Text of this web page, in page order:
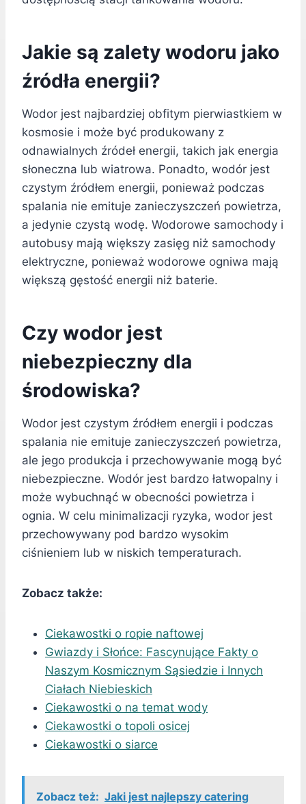
Jakie są zalety wodoru jako
źródła energii?
Wodor jest najbardziej obfitym pierwiastkiem w
kosmosie i może być produkowany z
odnawialnych źródeł energii, takich jak energia
słoneczna lub wiatrowa. Ponadto, wodór jest
czystym źródłem energii, ponieważ podczas
spalania nie emituje zanieczyszczeń powietrza,
a jedynie czystą wodę. Wodorowe samochody i
autobusy mają większy zasięg niż samochody
elektryczne, ponieważ wodorowe ogniwa mają
większą gęstość energii niż baterie.
Czy wodor jest
niebezpieczny dla
środowiska?
Wodor jest czystym źródłem energii i podczas
spalania nie emituje zanieczyszczeń powietrza,
ale jego produkcja i przechowywanie mogą być
niebezpieczne. Wodór jest bardzo łatwopalny i
może wybuchnąć w obecności powietrza i
ognia. W celu minimalizacji ryzyka, wodor jest
przechowywany pod bardzo wysokim
ciśnieniem lub w niskich temperaturach.
Zobacz także:
Ciekawostki o ropie naftowej
Gwiazdy i Słońce: Fascynujące Fakty o
Naszym Kosmicznym Sąsiedzie i Innych
Ciałach Niebieskich
Ciekawostki o na temat wody
Ciekawostki o topoli osicej
Ciekawostki o siarce
Zobacz też: Jaki jest najlepszy catering